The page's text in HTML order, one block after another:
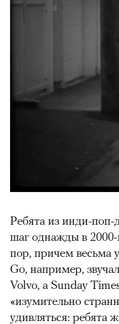
Ребята из инди-поп-
шаг однажды в
пор, причем весьма
Go, например,
Volvo, а Sunday
«изумительно
удивляться: ребята